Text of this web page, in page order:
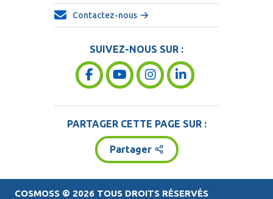
Contactez-nous
SUIVEZ-NOUS SUR :
PARTAGER CETTE PAGE SUR :
Partager
COSMOSS© 2026 TOUS DROITS RÉSERVÉS